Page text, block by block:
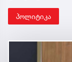
პოლიტიკა